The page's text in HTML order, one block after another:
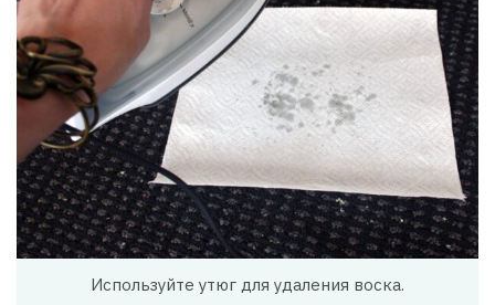
Используйте утюг для удаления воска.